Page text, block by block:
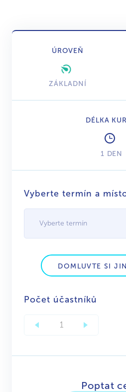
ÚROVEŇ
ZÁKLADNÍ
DÉLKA
1 DEN
Vyberte termín a
Vyberte termín
DOMLUVTE SI
Počet účastníků
Poptat